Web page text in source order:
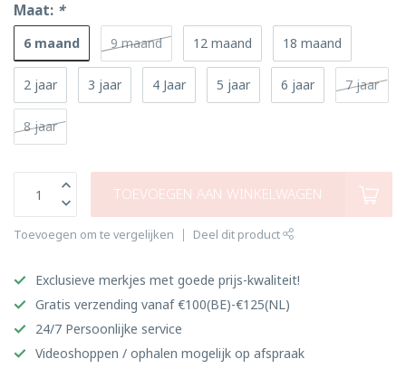
Maat: *
6 maand 9 maand 12 maand 18 maand
2 jaar 3 jaar 4 Jaar 5 jaar 6 jaar 7 jaar
8 jaar
TOEVOEGEN AAN WINKELWAGEN
Toevoegen om te vergelijken Deel dit product
Exclusieve merkjes met goede prijs-kwaliteit!
Gratis verzending vanaf €100(BE)-€125(NL)
24/7 Persoonlijke service
Videoshoppen / ophalen mogelijk op afspraak